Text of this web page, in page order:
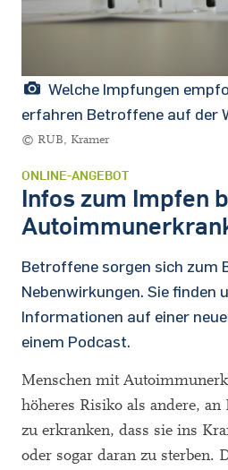
Welche Impfungen
erfahren Betroffene auf der
© RUB, Kramer
ONLINE-ANGEBOT
Infos zum Impfen
Betroffene sorgen sich zum
Nebenwirkungen. Sie finden
Informationen auf einer
einem Podcast.
Menschen mit
höheres Risiko als andere,
zu erkranken, dass sie ins
oder sogar daran zu sterben.